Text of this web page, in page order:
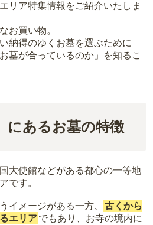
ります。
かります。
契約後、毎年発生するケースがあり
ます。
資料請求でも各霊園の詳しい料金案
。
ます。
込み自体ができないことも多いた
ージをご確認いただくか、資料請求
リア特集情報をご紹介いたしま
お買い物。
納得のゆくお墓を選ぶために
墓が合っているのか」を知るこ
にあるお墓の特徴
大使館などがある都心の一等地
です。
イメージがある一方、
古くから
エリアでもあり、お寺の境内に